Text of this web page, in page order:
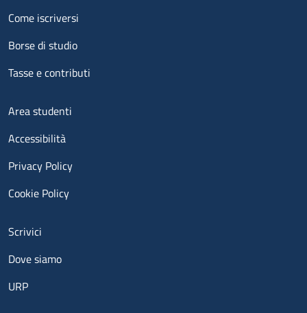
Menu footer 2
Come iscriversi
Borse di studio
Tasse e contributi
Menu footer 3
Area studenti
Accessibilità
Privacy Policy
Cookie Policy
Menu contatti
Scrivici
Dove siamo
URP